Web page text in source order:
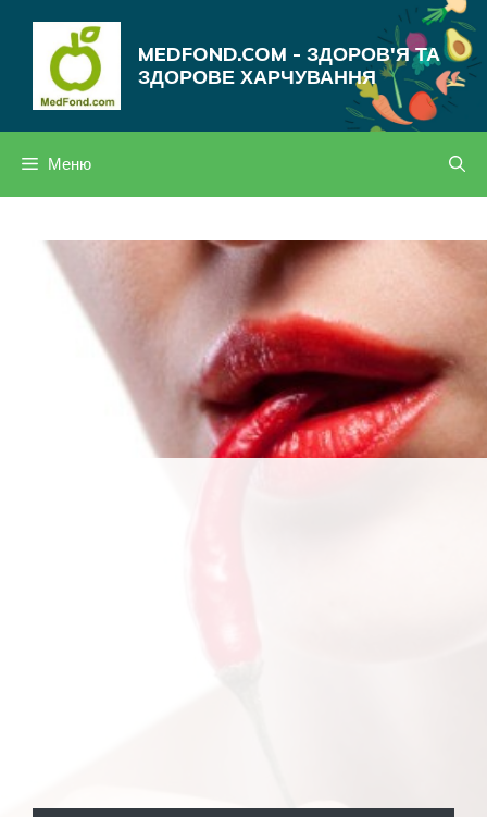
MEDFOND.COM - ЗДОРОВ'Я ТА
ЗДОРОВЕ ХАРЧУВАННЯ
Меню